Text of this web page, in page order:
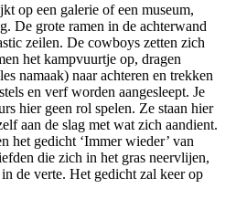
op een galerie of een museum,
De grote ramen in de achterwand
zeilen. De cowboys zetten zich
het kampvuurtje op, dragen
namaak) naar achteren en trekken
en verf worden aangesleept. Je
hier geen rol spelen. Ze staan hier
aan de slag met wat zich aandient.
het gedicht ‘Immer wieder’ van
die zich in het gras neervlijen,
de verte. Het gedicht zal keer op